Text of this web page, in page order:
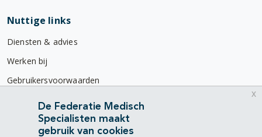
Nuttige links
Diensten & advies
Werken bij
Gebruikersvoorwaarden
Privacyverklaring
Contact
De Federatie Medisch
Specialisten maakt
gebruik van cookies
x